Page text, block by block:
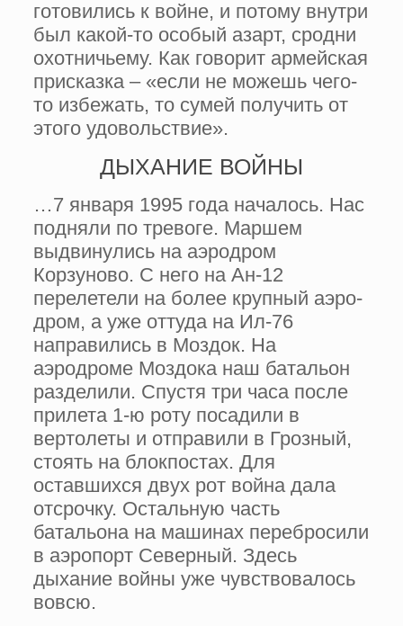
готовились к войне, и потому внутри
был какой-то особый азарт, сродни
охотничье­му. Как говорит армейская
при­сказка – «если не можешь чего-
то избежать, то сумей получить от
этого удовольствие».
ДЫХАНИЕ ВОЙНЫ
…7 января 1995 года началось. Нас
подняли по тревоге. Маршем
выдвинулись на аэродром
Корзуново. С него на Ан-12
перелетели на более крупный аэро­
дром, а уже оттуда на Ил-76
направи­лись в Моздок. На
аэродроме Моздока наш батальон
разделили. Спустя три часа после
прилета 1-ю роту посадили в
вертолеты и отправили в Грозный,
сто­ять на блокпостах. Для
оставшихся двух рот война дала
отсрочку. Остальную часть
батальона на машинах перебросили
в аэропорт Северный. Здесь
дыхание войны уже чувствовалось
вовсю.